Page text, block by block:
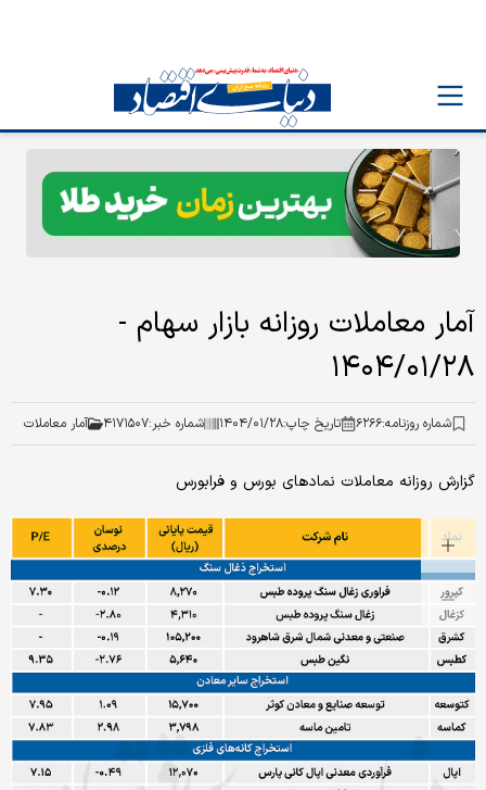
آمار معاملات روزانه بازار سهام -
۱۴۰۴/۰۱/۲۸
شماره روزنامه:۶۲۶۶ تاریخ چاپ:۱۴۰۴/۰۱/۲۸ شماره خبر:۴۱۷۱۵۰۷ آمار معاملات
گزارش روزانه معاملات نمادهای بورس و فرابورس